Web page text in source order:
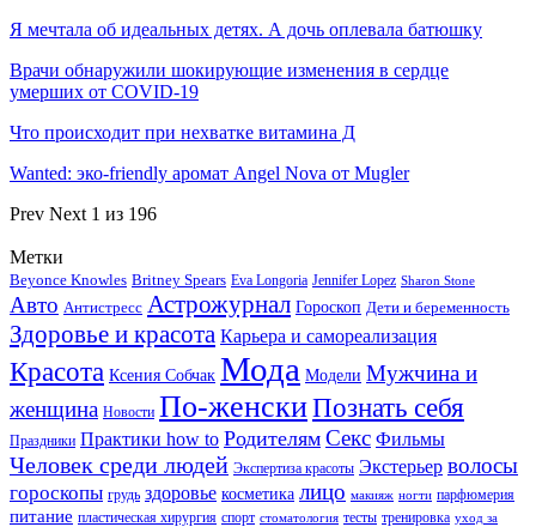
Я мечтала об идеальных детях. А дочь оплевала батюшку
Врачи обнаружили шокирующие изменения в сердце
умерших от COVID-19
Что происходит при нехватке витамина Д
Wanted: эко-friendly аромат Angel Nova от Mugler
Prev Next 1 из 196
Метки
Beyonce Knowles Britney Spears Eva Longoria Jennifer Lopez Sharon Stone
Авто Антистресс Астрожурнал Гороскоп Дети и беременность
Здоровье и красота Карьера и самореализация
Красота Ксения Собчак Мода Модели Мужчина и
женщина Новости По-женскиПознать себя
Праздники Практики how to Родителям Секс Фильмы
Человек среди людей Экспертиза красоты Экстерьер волосы
гороскопы грудь здоровье косметика лицо макияж ногти парфюмерия
питание пластическая хирургия спорт стоматология тесты тренировка уход за